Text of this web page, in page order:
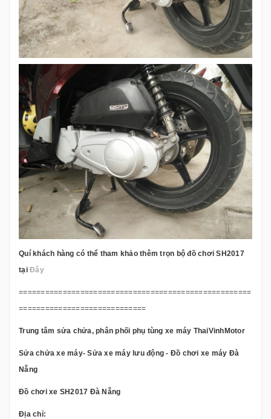
Quí khách hàng có thể tham khảo thêm trọn bộ đồ chơi SH2017
tại Đây
=====================================================
=============================
Trung tâm sửa chửa, phân phối phụ tùng xe máy ThaiVinhMotor
Sửa chửa xe máy- Sửa xe máy lưu động - Đồ chơi xe máy Đà
Nẵng
Đồ chơi xe SH2017 Đà Nẵng
Địa chỉ: